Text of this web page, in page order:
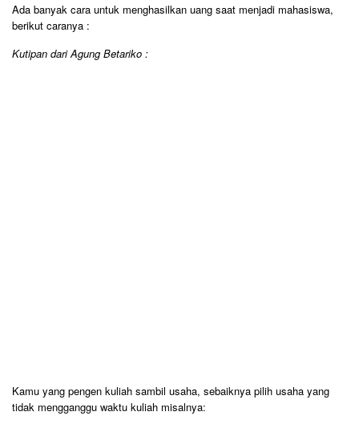
Ada banyak cara untuk menghasilkan uang saat menjadi mahasiswa,
berikut caranya :
Kutipan dari Agung Betariko :
Kamu yang pengen kuliah sambil usaha, sebaiknya pilih usaha yang
tidak mengganggu waktu kuliah misalnya: